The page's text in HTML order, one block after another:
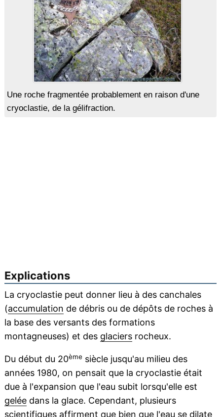
Une roche fragmentée probablement en raison d'une
cryoclastie, de la gélifraction.
Explications
La cryoclastie peut donner lieu à des canchales
(accumulation de débris ou de dépôts de roches à
la base des versants des formations
montagneuses) et des glaciersrocheux.
Du début du 20èmesiècle jusqu'au milieu des
années 1980, on pensait que la cryoclastie était
due à l'expansion que l'eau subit lorsqu'elle est
geléedans la glace. Cependant, plusieurs
scientifiques affirment que bien que l'eau se dilate